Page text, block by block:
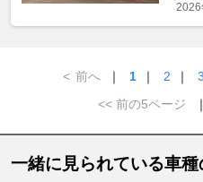
2026
< 前へ ｜ 1 ｜ 2 ｜ 3
<< 前の5ページ
｜
一緒に見られている車